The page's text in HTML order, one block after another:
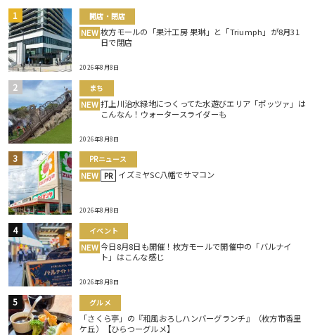
開店・閉店
NEW 枚方モールの「果汁工房 果琳」と「Triumph」が8月31
日で閉店
2026年8月8日
まち
NEW 打上川治水緑地につくってた水遊びエリア「ポッツァ」は
こんなん！ウォータースライダーも
2026年8月8日
PRニュース
NEW PR イズミヤSC八幡でサマコン
2026年8月8日
イベント
NEW 今日8月8日も開催！枚方モールで開催中の「バルナイ
ト」はこんな感じ
2026年8月8日
グルメ
「さくら亭」の『和風おろしハンバーグランチ』（枚方市香里
ケ丘）【ひらつーグルメ】